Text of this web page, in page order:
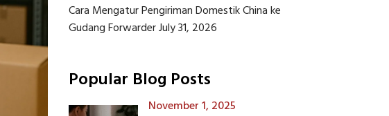
Cara Mengatur Pengiriman Domestik China ke
Gudang ForwarderJuly 31, 2026
Popular Blog Posts
November 1, 2025